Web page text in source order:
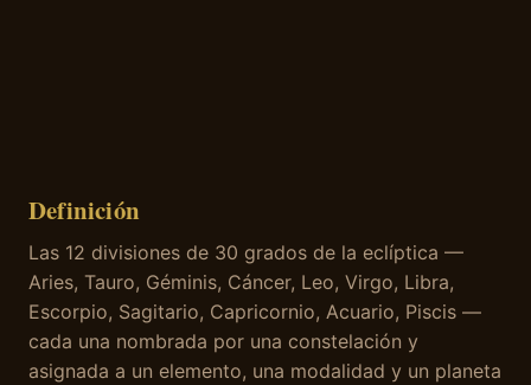
Definición
Las 12 divisiones de 30 grados de la eclíptica —
Aries, Tauro, Géminis, Cáncer, Leo, Virgo, Libra,
Escorpio, Sagitario, Capricornio, Acuario, Piscis —
cada una nombrada por una constelación y
asignada a un elemento, una modalidad y un planeta